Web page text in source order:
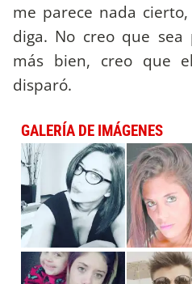
me parece nada
diga. No creo que
más bien, creo que
disparó.
GALERÍA DE IMÁGENES